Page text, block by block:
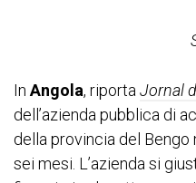
InAngola, riportaJornal
dell’azienda pubblica di
della provincia del
sei mesi. L’azienda si